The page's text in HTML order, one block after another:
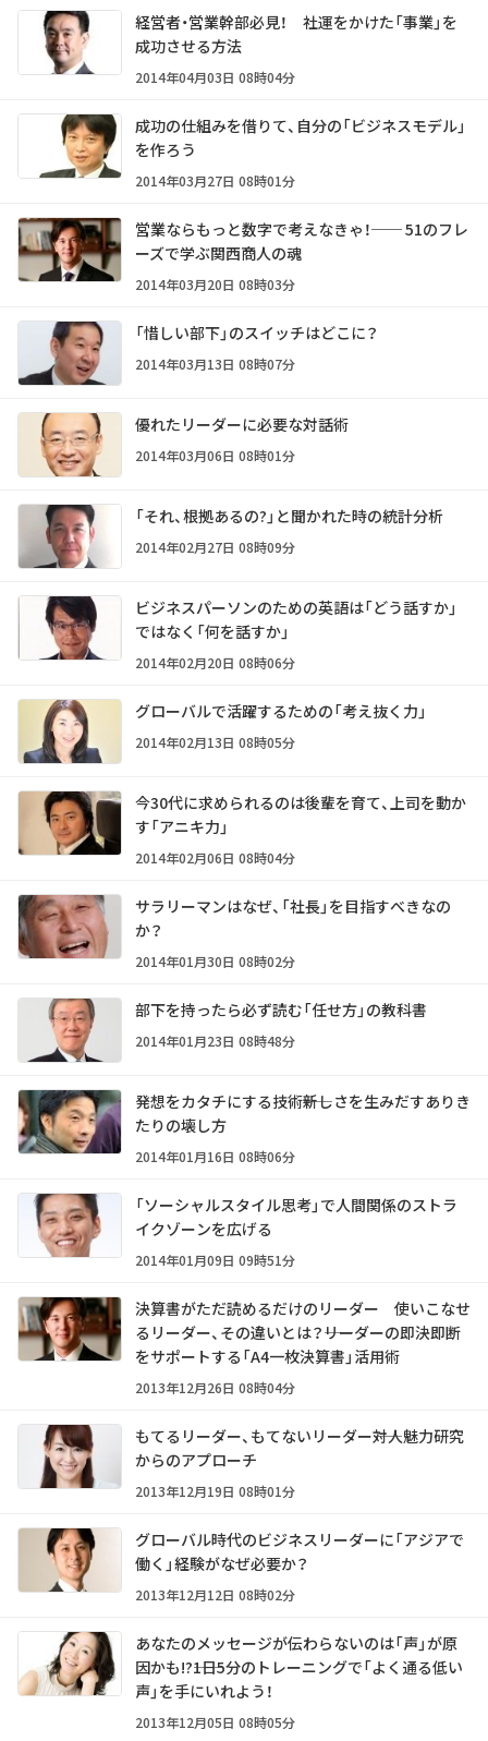
経営者・営業幹部必見！ 社運をかけた「事業」を
成功させる方法
2014年04月03日 08時04分
成功の仕組みを借りて、自分の「ビジネスモデル」
を作ろう
2014年03月27日 08時01分
営業ならもっと数字で考えなきゃ！── 51のフレ
ーズで学ぶ関西商人の魂
2014年03月20日 08時03分
「惜しい部下」のスイッチはどこに？
2014年03月13日 08時07分
優れたリーダーに必要な対話術
2014年03月06日 08時01分
「それ、根拠あるの?」と聞かれた時の統計分析
2014年02月27日 08時09分
ビジネスパーソンのための英語は「どう話すか」
ではなく「何を話すか」
2014年02月20日 08時06分
グローバルで活躍するための「考え抜く力」
2014年02月13日 08時05分
今30代に求められるのは後輩を育て、上司を動か
す「アニキ力」
2014年02月06日 08時04分
サラリーマンはなぜ、「社長」を目指すべきなの
か？
2014年01月30日 08時02分
部下を持ったら必ず読む「任せ方」の教科書
2014年01月23日 08時48分
発想をカタチにする技術――新しさを生みだすありき
たりの壊し方
2014年01月16日 08時06分
「ソーシャルスタイル思考」で人間関係のストラ
イクゾーンを広げる
2014年01月09日 09時51分
決算書がただ読めるだけのリーダー 使いこなせ
るリーダー、その違いとは？――リーダーの即決即断
をサポートする「A4一枚決算書」活用術
2013年12月26日 08時04分
もてるリーダー、もてないリーダー――対人魅力研究
からのアプローチ
2013年12月19日 08時01分
グローバル時代のビジネスリーダーに「アジアで
働く」経験がなぜ必要か？
2013年12月12日 08時02分
あなたのメッセージが伝わらないのは「声」が原
因かも!?――1日5分のトレーニングで「よく通る低い
声」を手にいれよう！
2013年12月05日 08時05分